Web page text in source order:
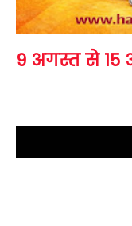
9 अगस्त से 15